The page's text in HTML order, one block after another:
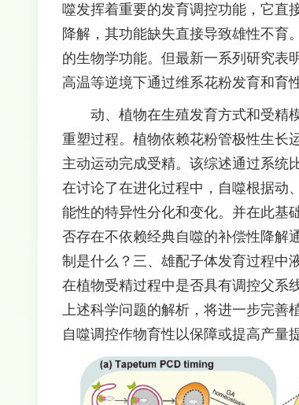
噬发挥着重要的发育调控功能，它直
降解，其功能缺失直接导致雄性不育
的生物学功能。但最新一系列研究表
高温等逆境下通过维系花粉发育和育
动、植物在生殖发育方式和受精
重塑过程。植物依赖花粉管极性生长
主动运动完成受精。该综述通过系统
在讨论了在进化过程中，自噬根据动
能性的特异性分化和变化。并在此基
否存在不依赖经典自噬的补偿性降解
制是什么？三、雄配子体发育过程中
在植物受精过程中是否具有调控父系
上述科学问题的解析，将进一步完
自噬调控作物育性以保障或提高产量